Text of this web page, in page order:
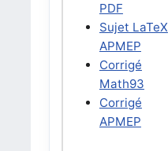
PDF
Sujet LaTeX
APMEP
Corrigé
Math93
Corrigé
APMEP